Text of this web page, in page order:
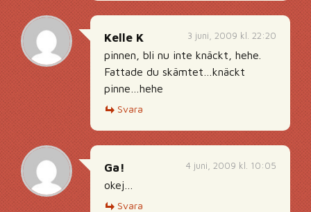
3 juni, 2009 kl. 22:20
Kelle K
pinnen, bli nu inte knäckt, hehe.
Fattade du skämtet…knäckt
pinne…hehe
Svara
4 juni, 2009 kl. 10:05
Ga!
okej…
Svara